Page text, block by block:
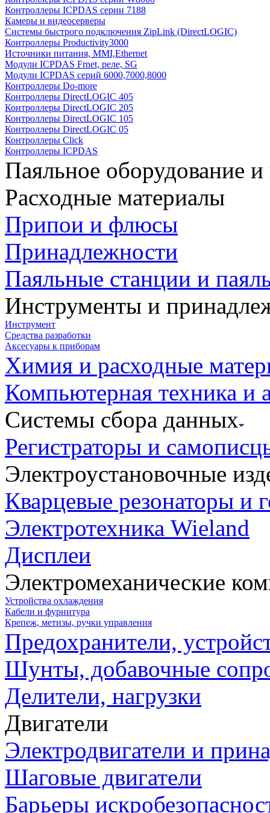
Контроллеры ICPDAS серии 7188
Камеры и видеосерверы
Системы быстрого подключения ZipLink (DirectLOGIC)
Контроллеры Productivity3000
Источники питания, MMI,Ethernet
Модули ICPDAS Frnet, реле, SG
Модули ICPDAS серий 6000,7000,8000
Контроллеры Do-more
Контроллеры DirectLOGIC 405
Контроллеры DirectLOGIC 205
Контроллеры DirectLOGIC 105
Контроллеры DirectLOGIC 05
Контроллеры Click
Контроллеры ICPDAS
Паяльное оборудование
Расходные материалы
Припои и флюсы
Принадлежности
Паяльные станции и
Инструменты и
Инструмент
Средства разработки
Аксесуары к приборам
Химия и расходные
Компьютерная техника и
Системы сбора данных
Регистраторы и
Электроустановочные
Кварцевые резонаторы и
Электротехника Wieland
Дисплеи
Электромеханические
Устройства охлаждения
Кабели и фурнитура
Крепеж, метизы, ручки управления
Предохранители,
Шунты, добавочные
Делители, нагрузки
Двигатели
Электродвигатели и
Шаговые двигатели
Барьеры